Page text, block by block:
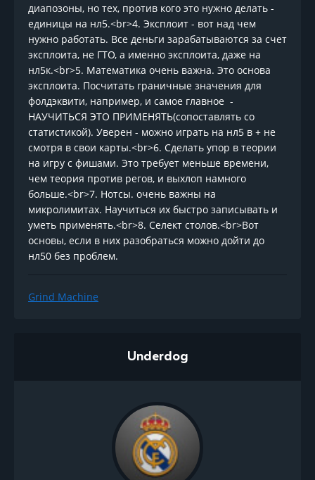
диапозоны, но тех, против кого это нужно делать -
единицы на нл5.<br>4. Эксплоит - вот над чем
нужно работать. Все деньги зарабатываются за счет
эксплоита, не ГТО, а именно эксплоита, даже на
нл5к.<br>5. Математика очень важна. Это основа
эксплоита. Посчитать граничные значения для
фолдэквити, например, и самое главное -
НАУЧИТЬСЯ ЭТО ПРИМЕНЯТЬ(сопоставлять со
статистикой). Уверен - можно играть на нл5 в + не
смотря в свои карты.<br>6. Сделать упор в теории
на игру с фишами. Это требует меньше времени,
чем теория против регов, и выхлоп намного
больше.<br>7. Нотсы. очень важны на
микролимитах. Научиться их быстро записывать и
уметь применять.<br>8. Селект столов.<br>Вот
основы, если в них разобраться можно дойти до
нл50 без проблем.
Grind Machine
Underdog